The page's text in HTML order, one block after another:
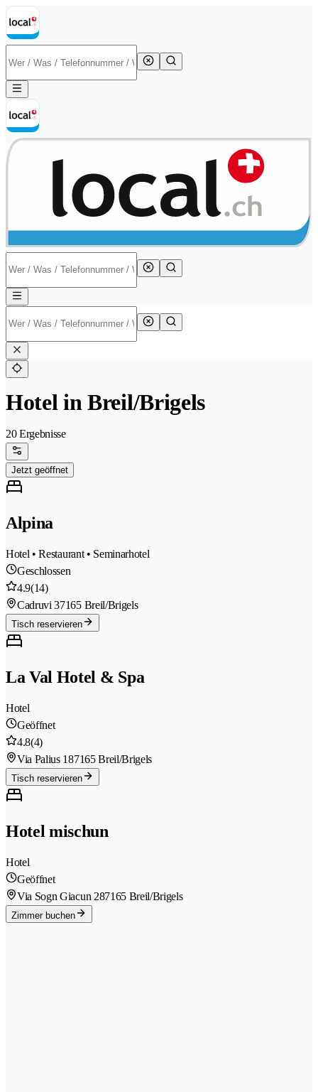
Hotel in Breil/Brigels
20 Ergebnisse
Jetzt geöffnet
Alpina
Hotel • Restaurant • Seminarhotel
Geschlossen
4.9(14)
Cadruvi 37165 Breil/Brigels
Tisch reservieren
La Val Hotel & Spa
Hotel
Geöffnet
4.8(4)
Via Palius 187165 Breil/Brigels
Tisch reservieren
Hotel mischun
Hotel
Geöffnet
Via Sogn Giacun 287165 Breil/Brigels
Zimmer buchen